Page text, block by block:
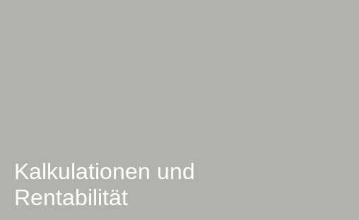
Kalkulationen und
Rentabilität